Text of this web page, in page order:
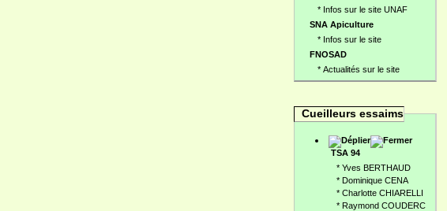
* Infos sur le site UNAF
SNA Apiculture
* Infos sur le site
FNOSAD
* Actualités sur le site
Cueilleurs essaims
TSA 94
* Yves BERTHAUD
* Dominique CENA
* Charlotte CHIARELLI
* Raymond COUDERC